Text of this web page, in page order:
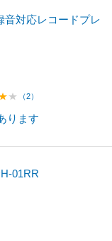
音対応レコードプレ
（2）
ります
01RR